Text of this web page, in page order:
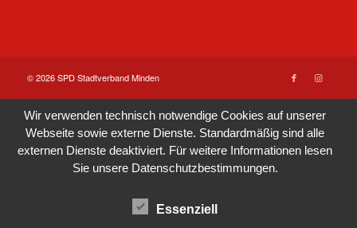
© 2026 SPD Stadtverband Minden
Wir verwenden technisch notwendige Cookies auf unserer
Webseite sowie externe Dienste. Standardmäßig sind alle
externen Dienste deaktiviert. Für weitere Informationen lesen
Sie unsere Datenschutzbestimmungen.
Essenziell